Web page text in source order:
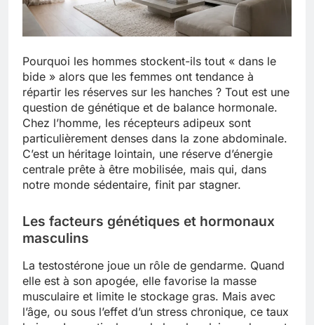
Pourquoi les hommes stockent-ils tout « dans le
bide » alors que les femmes ont tendance à
répartir les réserves sur les hanches ? Tout est une
question de génétique et de balance hormonale.
Chez l’homme, les récepteurs adipeux sont
particulièrement denses dans la zone abdominale.
C’est un héritage lointain, une réserve d’énergie
centrale prête à être mobilisée, mais qui, dans
notre monde sédentaire, finit par stagner.
Les facteurs génétiques et hormonaux
masculins
La testostérone joue un rôle de gendarme. Quand
elle est à son apogée, elle favorise la masse
musculaire et limite le stockage gras. Mais avec
l’âge, ou sous l’effet d’un stress chronique, ce taux